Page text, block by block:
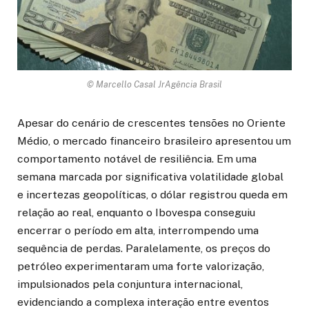
© Marcello Casal JrAgência Brasil
Apesar do cenário de crescentes tensões no Oriente
Médio, o mercado financeiro brasileiro apresentou um
comportamento notável de resiliência. Em uma
semana marcada por significativa volatilidade global
e incertezas geopolíticas, o dólar registrou queda em
relação ao real, enquanto o Ibovespa conseguiu
encerrar o período em alta, interrompendo uma
sequência de perdas. Paralelamente, os preços do
petróleo experimentaram uma forte valorização,
impulsionados pela conjuntura internacional,
evidenciando a complexa interação entre eventos